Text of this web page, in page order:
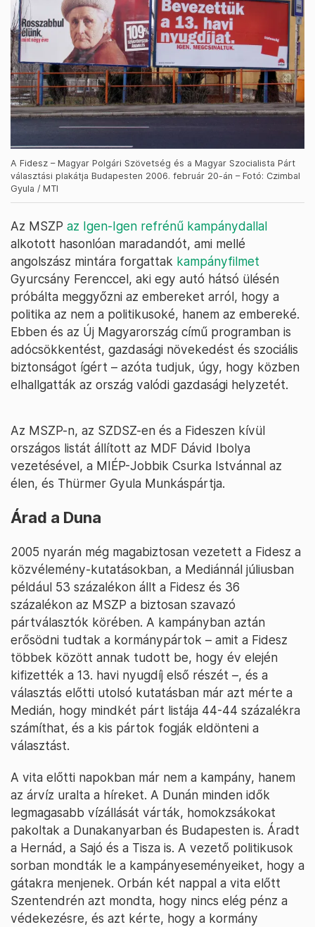
A Fidesz – Magyar Polgári Szövetség és a Magyar Szocialista Párt
választási plakátja Budapesten 2006. február 20-án – Fotó: Czimbal
Gyula / MTI
Az MSZP az Igen-Igen refrénű kampánydallal
alkotott hasonlóan maradandót, ami mellé
angolszász mintára forgattak kampányfilmet
Gyurcsány Ferenccel, aki egy autó hátsó ülésén
próbálta meggyőzni az embereket arról, hogy a
politika az nem a politikusoké, hanem az embereké.
Ebben és az Új Magyarország című programban is
adócsökkentést, gazdasági növekedést és szociális
biztonságot ígért – azóta tudjuk, úgy, hogy közben
elhallgatták az ország valódi gazdasági helyzetét.
Az MSZP-n, az SZDSZ-en és a Fideszen kívül
országos listát állított az MDF Dávid Ibolya
vezetésével, a MIÉP-Jobbik Csurka Istvánnal az
élen, és Thürmer Gyula Munkáspártja.
Árad a Duna
2005 nyarán még magabiztosan vezetett a Fidesz a
közvélemény-kutatásokban, a Mediánnál júliusban
például 53 százalékon állt a Fidesz és 36
százalékon az MSZP a biztosan szavazó
pártválasztók körében. A kampányban aztán
erősödni tudtak a kormánypártok – amit a Fidesz
többek között annak tudott be, hogy év elején
kifizették a 13. havi nyugdíj első részét –, és a
választás előtti utolsó kutatásban már azt mérte a
Medián, hogy mindkét párt listája 44-44 százalékra
számíthat, és a kis pártok fogják eldönteni a
választást.
A vita előtti napokban már nem a kampány, hanem
az árvíz uralta a híreket. A Dunán minden idők
legmagasabb vízállását várták, homokzsákokat
pakoltak a Dunakanyarban és Budapesten is. Áradt
a Hernád, a Sajó és a Tisza is. A vezető politikusok
sorban mondták le a kampányeseményeiket, hogy a
gátakra menjenek. Orbán két nappal a vita előtt
Szentendrén azt mondta, hogy nincs elég pénz a
védekezésre, és azt kérte, hogy a kormány